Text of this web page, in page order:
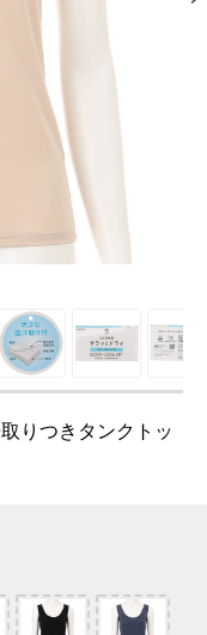
りつきタンクトッ